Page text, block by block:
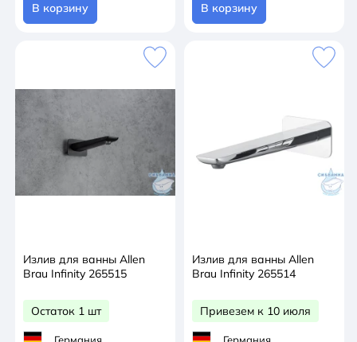
В корзину В корзину
Излив для ванны Allen
Brau Infinity 265515
Остаток 1 шт
Германия
Излив для ванны Allen
Brau Infinity 265514
Привезем к 10 июля
Германия